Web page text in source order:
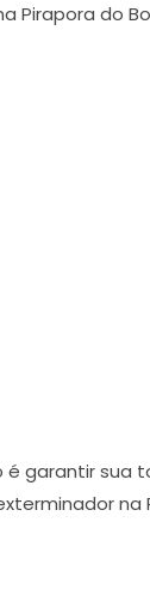
Pirapora do
é garantir
na